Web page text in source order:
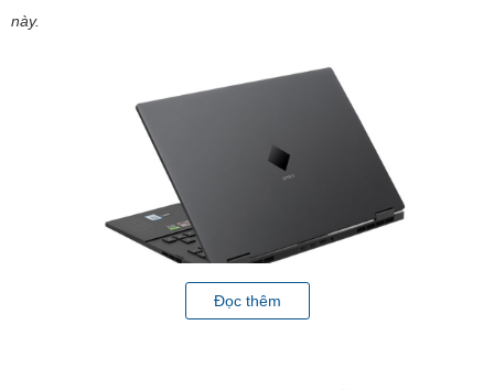
này.
Đọc thêm